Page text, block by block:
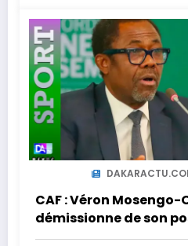
CAF : Véron Mosengo-
démissionne de son
Secrétaire Général